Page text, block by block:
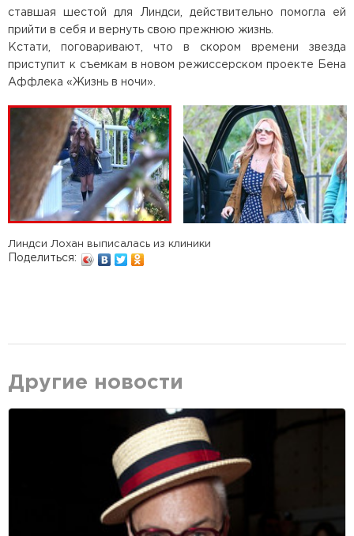
ставшая шестой для Линдси, действительно помогла ей
прийти в себя и вернуть свою прежнюю жизнь.
Кстати, поговаривают, что в скором времени звезда
приступит к съемкам в новом режиссерском проекте Бена
Аффлека «Жизнь в ночи».
Линдси Лохан выписалась из клиники
Поделиться:
Другие новости